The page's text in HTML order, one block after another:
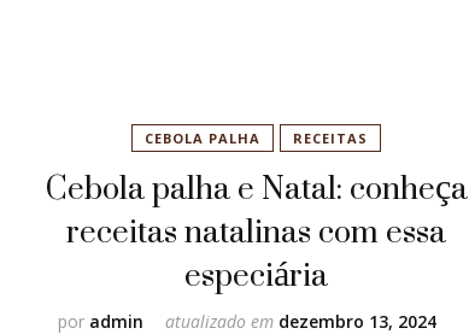
CEBOLA PALHA RECEITAS
Cebola palha e Natal: conheça
receitas natalinas com essa
especiária
por admin atualizado em dezembro 13, 2024